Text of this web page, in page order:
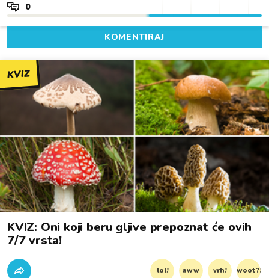
0
KOMENTIRAJ
KVIZ
KVIZ: Oni koji beru gljive prepoznat će ovih
7/7 vrsta!
lol! aww vrh! woot?!